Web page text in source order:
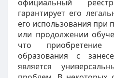
официальный
гарантирует его
его использования при
или продолжении
что приобретение
образования с
является